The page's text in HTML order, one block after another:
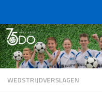
WEDSTRIJDVERSLAGEN